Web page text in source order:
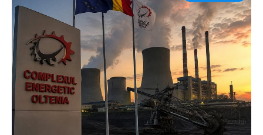
Adaugă aici textul pentru
subtitluAdaugă aici
textul pentru
subtitluAdaugă aici
textul pentru
subtitluAdaugă aici
textul pentru subti